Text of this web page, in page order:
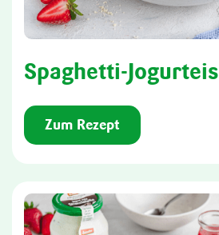
Spaghetti-Jogurteis
Zum Rezept